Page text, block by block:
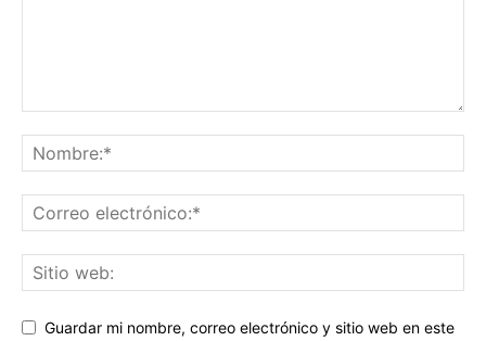
Guardar mi nombre, correo electrónico y sitio web en este